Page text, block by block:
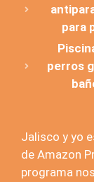
para
perros
Jalisco y yo
de Amazon
programa